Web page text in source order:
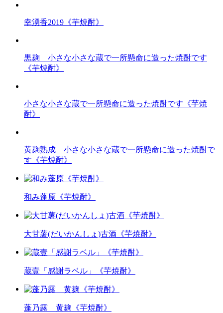
幸湧香2019《芋焼酎》
黒麹 小さな小さな蔵で一所懸命に造った焼酎です
《芋焼酎》
小さな小さな蔵で一所懸命に造った焼酎です《芋焼
酎》
黄麹熟成 小さな小さな蔵で一所懸命に造った焼酎で
す《芋焼酎》
和み蓬原《芋焼酎》
大甘薯(だいかんしょ)古酒《芋焼酎》
蔵壹「感謝ラベル」《芋焼酎》
蓬乃露 黄麹《芋焼酎》